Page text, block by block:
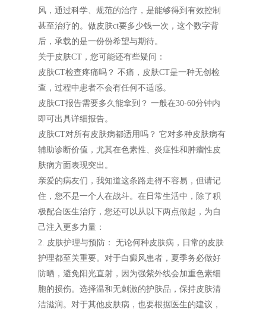
风，通过科学、规范的治疗，是能够得到有效控制
甚至治疗的。做皮肤ct要多少钱一次，这个数字背
后，承载的是一份份希望与期待。
关于皮肤CT，您可能还有些疑问：
皮肤CT检查疼痛吗？ 不痛，皮肤CT是一种无创检
查，过程中患者不会有任何不适感。
皮肤CT报告需要多久能拿到？ 一般在30-60分钟内
即可出具详细报告。
皮肤CT对所有皮肤病都适用吗？ 它对多种皮肤病有
辅助诊断价值，尤其在色素性、炎症性和肿瘤性皮
肤病方面表现突出。
亲爱的病友们，我知道这条路走得不容易，但请记
住，您不是一个人在战斗。在日常生活中，除了积
极配合医生治疗，您还可以从以下两点做起，为自
己注入更多力量：
2. 皮肤护理与预防： 无论何种皮肤病，日常的皮肤
护理都至关重要。对于白癜风患者，夏季务必做好
防晒，避免阳光直射，因为强紫外线会加重色素细
胞的损伤。选择温和无刺激的护肤品，保持皮肤清
洁滋润。对于其他皮肤病，也要根据医生的建议，